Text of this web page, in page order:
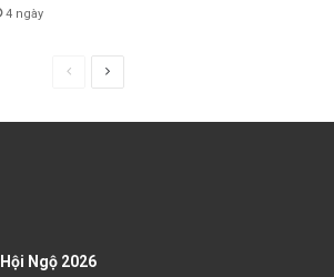
4 ngày
u
Ngộ 2026